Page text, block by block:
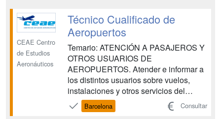
proyección de espacios relacionados
con la realidad come...
CEAE Centro
de Estudios
Aeronáuticos
Técnico Cualificado de
Aeropuertos
Temario: ATENCIÓN A PASAJEROS Y
OTROS USUARIOS DE
AEROPUERTOS. Atender e informar a
los distintos usuarios sobre vuelos,
instalaciones y otros servicios del
aeropuerto, siguiendo los
procedimientos establecidos, aplicando
Barcelona Consultar